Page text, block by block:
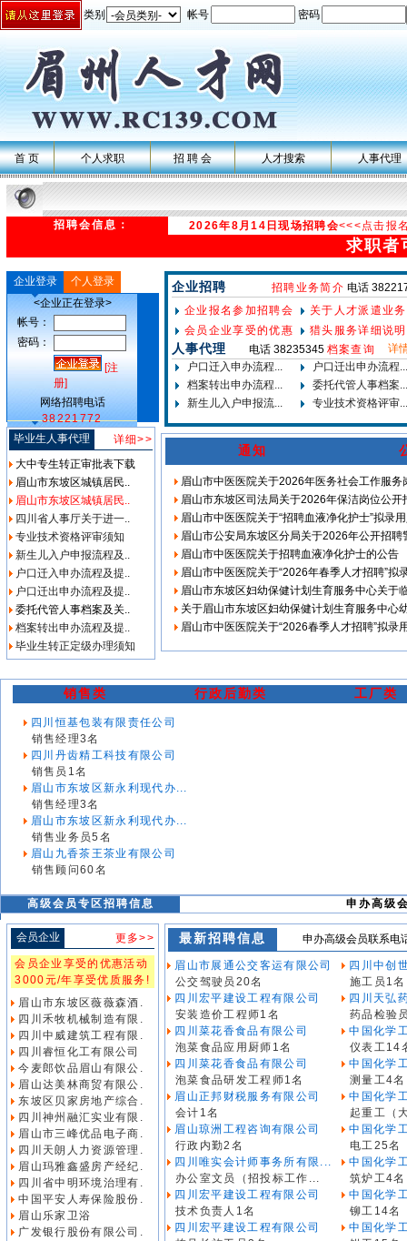
类别 帐号 密码
首 页 个人求职 招 聘 会 人才搜索 人事代理
招聘会信息： 2026年8月14日现场招聘会<<<点击报
求职者
企业登录
个人登录
<企业正在登录>
帐号：
密码：
[注
册]
网络招聘电话
38221772
企业招聘 招聘业务简介 电话
企业报名参加招聘会
关于人才派遣业务
会员企业享受的优惠
猎头服务详细说明
人事代理 电话 38235345 档案查询
详
户口迁入申办流程...
档案转出申办流程...
新生儿入户申报流...
户口迁出申办流程...
委托代管人事档案...
专业技术资格评审...
毕业生人事代理
详细>>
大中专生转正审批表下载
眉山市东坡区城镇居民..
眉山市东坡区城镇居民..
四川省人事厅关于进一..
专业技术资格评审须知
新生儿入户申报流程及..
户口迁入申办流程及提..
户口迁出申办流程及提..
委托代管人事档案及关..
档案转出申办流程及提..
毕业生转正定级办理须知
通知
眉山市中医医院关于2026年医务社会工作服务
眉山市东坡区司法局关于2026年保洁岗位公开
眉山市中医医院关于“招聘血液净化护士”拟录
眉山市公安局东坡区分局关于2026年公开招聘
眉山市中医医院关于招聘血液净化护士的公告
眉山市中医医院关于“2026年春季人才招聘”拟
眉山市东坡区妇幼保健计划生育服务中心关于
关于眉山市东坡区妇幼保健计划生育服务中心
眉山市中医医院关于“2026春季人才招聘”拟录
销售类 行政后勤类 工厂类
四川恒基包装有限责任公司
销售经理3名
四川丹齿精工科技有限公司
销售员1名
眉山市东坡区新永利现代办...
销售经理3名
眉山市东坡区新永利现代办...
销售业务员5名
眉山九香茶王茶业有限公司
销售顾问60名
高级会员专区招聘信息 申办高级
会员企业
更多>>
会员企业享受的优惠活动
3000元/年享受优质服务!
眉山市东坡区薇薇森酒.
四川禾牧机械制造有限.
四川中威建筑工程有限.
四川睿恒化工有限公司
今麦郎饮品眉山有限公.
眉山达美林商贸有限公.
东坡区贝家房地产综合.
四川神州融汇实业有限.
眉山市三峰优品电子商.
四川天朗人力资源管理.
眉山玛雅鑫盛房产经纪.
四川省中明环境治理有.
中国平安人寿保险股份.
眉山乐家卫浴
广发银行股份有限公司.
最新招聘信息 申办高级会员联系电
眉山市展通公交客运有限公司
公交驾驶员20名
四川宏平建设工程有限公司
安装造价工程师1名
四川菜花香食品有限公司
泡菜食品应用厨师1名
四川菜花香食品有限公司
泡菜食品研发工程师1名
眉山正邦财税服务有限公司
会计1名
眉山琼洲工程咨询有限公司
行政内勤2名
四川唯实会计师事务所有限...
办公室文员（招投标工作...
四川宏平建设工程有限公司
技术负责人1名
四川宏平建设工程有限公司
四川中创
施工员1名
四川天弘
药品检验
中国化学
仪表工14
中国化学
测量工4名
中国化学
起重工（
中国化学
电工25名
中国化学
筑炉工4名
中国化学
铆工14名
中国化学